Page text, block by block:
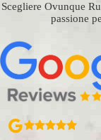
Scegliere Ovunque
passione